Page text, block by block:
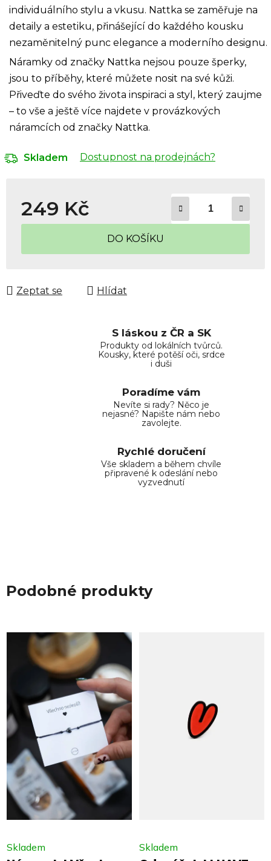
individuálního stylu a vkusu. Nattka se zaměřuje na
detaily a estetiku, přinášející do každého kousku
nezaměnitelný punc elegance a moderního designu.
Náramky od značky Nattka nejsou pouze šperky,
jsou to příběhy, které můžete nosit na své kůži.
Přiveďte do svého života inspiraci a styl, který zaujme
– to vše a ještě více najdete v provázkových
náramcích od značky Nattka.
Skladem Dostupnost na prodejnách?
249 Kč
Měrná cena:
DO KOŠÍKU
Zeptat se Hlídat
S láskou z ČR a SK
Produkty od lokálních tvůrců.
Kousky, které potěší oči, srdce
i duši
Poradíme vám
Nevíte si rady? Něco je
nejasné? Napište nám nebo
zavolejte.
Rychlé doručení
Vše skladem a během chvíle
připravené k odeslání nebo
vyzvednutí
Podobné produkty
Skladem Skladem